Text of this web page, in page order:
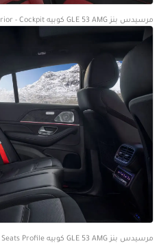
مرسيدس بنز GLE 53 AMG كوبيه interior - Cockpit
مرسيدس بنز GLE 53 AMG كوبيه interior - Seats Profile